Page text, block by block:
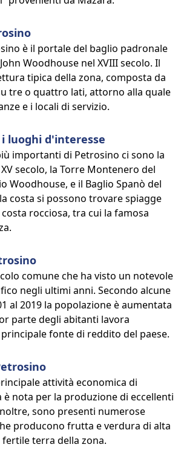
è il portale del baglio padronale
Woodhouse nel XVIII secolo. Il
tipica della zona, composta da
tre o quattro lati, attorno alla quale
e i locali di servizio.
luoghi d'interesse
importanti di Petrosino ci sono la
secolo, la Torre Montenero del
Woodhouse, e il Baglio Spanò del
costa si possono trovare spiagge
rocciosa, tra cui la famosa
comune che ha visto un notevole
negli ultimi anni. Secondo alcune
al 2019 la popolazione è aumentata
parte degli abitanti lavora
fonte di reddito del paese.
attività economica di
è nota per la produzione di eccellenti
sono presenti numerose
producono frutta e verdura di alta
terra della zona.